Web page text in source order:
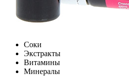
Соки
Экстракты
Витамины
Минералы